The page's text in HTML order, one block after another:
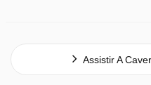
Assistir A